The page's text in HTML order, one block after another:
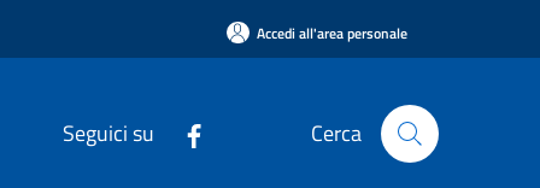
Accedi all'area personale
Seguici su Cerca